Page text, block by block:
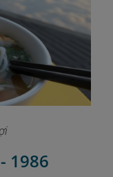
1986